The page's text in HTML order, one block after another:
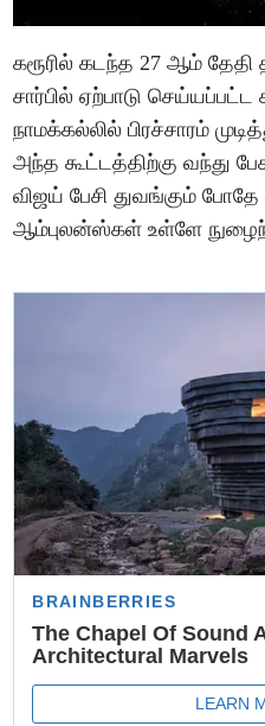
கரூரில் கடந்த 27 ஆம்
சார்பில் ஏற்பாடு செய்யப்பட்ட
நாமக்கல்லில் பிரச்சாரம்
அந்த கூட்டத்திற்கு வந்து
விஜய் பேசி துவங்கும்
ஆம்புலன்ஸ்கள் உள்ளே